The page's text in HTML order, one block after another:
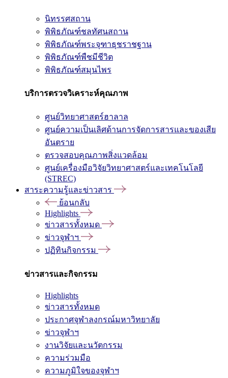
นิทรรศสถาน
พิพิธภัณฑ์ชลทัศนสถาน
พิพิธภัณฑ์พระจุฑาธุชราชฐาน
พิพิธภัณฑ์พืชมีชีวิต
พิพิธภัณฑ์สมุนไพร
บริการตรวจวิเคราะห์คุณภาพ
ศูนย์วิทยาศาสตร์ฮาลาล
ศูนย์ความเป็นเลิศด้านการจัดการสารและของเสีย
อันตราย
ตรวจสอบคุณภาพสิ่งแวดล้อม
ศูนย์เครื่องมือวิจัยวิทยาศาสตร์และเทคโนโลยี
(STREC)
สาระความรู้และข่าวสาร
ย้อนกลับ
Highlights
ข่าวสารทั้งหมด
ข่าวจุฬาฯ
ปฏิทินกิจกรรม
ข่าวสารและกิจกรรม
Highlights
ข่าวสารทั้งหมด
ประกาศจุฬาลงกรณ์มหาวิทยาลัย
ข่าวจุฬาฯ
งานวิจัยและนวัตกรรม
ความร่วมมือ
ความภูมิใจของจุฬาฯ